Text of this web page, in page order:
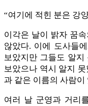
“여기에 적힌 분은 강
이각은 날이 밝자 꿈
않았다. 이에 도사들
보았지만 그들도 알지
보았으나 역시 알지
과 같은 이름의 사람
여러 날 군영과 거리